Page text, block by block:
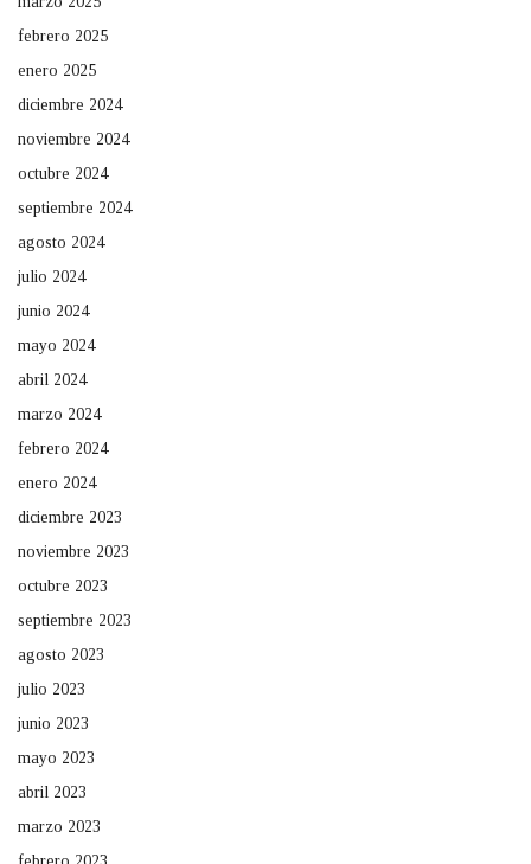
febrero 2025
enero 2025
diciembre 2024
noviembre 2024
octubre 2024
septiembre 2024
agosto 2024
julio 2024
junio 2024
mayo 2024
abril 2024
marzo 2024
febrero 2024
enero 2024
diciembre 2023
noviembre 2023
octubre 2023
septiembre 2023
agosto 2023
julio 2023
junio 2023
mayo 2023
abril 2023
marzo 2023